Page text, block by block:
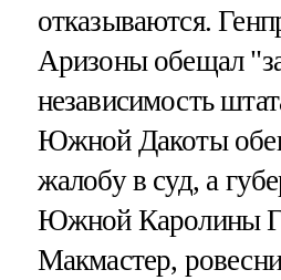
отказываются.
Аризоны обещал
независимость
Южной Дакоты
жалобу в суд, а
Южной Каролины
Макмастер,